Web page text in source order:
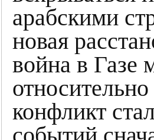
арабскими
новая
война в
конфликт